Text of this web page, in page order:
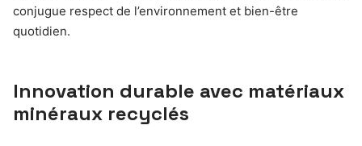
conjugue respect de l’environnement et bien-être
quotidien.
Innovation durable avec matériaux
minéraux recyclés